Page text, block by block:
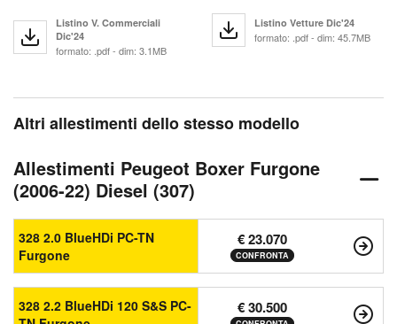
Listino V. Commerciali
Dic'24
formato: .pdf - dim: 3.1MB
Listino Vetture Dic'24
formato: .pdf - dim: 45.7MB
Altri allestimenti dello stesso modello
Allestimenti Peugeot Boxer Furgone
(2006-22) Diesel (307)
328 2.0 BlueHDi PC-TN
Furgone
€ 23.070
CONFRONTA
328 2.2 BlueHDi 120 S&S PC-
€ 30.500